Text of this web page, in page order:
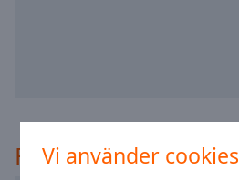
Vi använder cookies
Fullscreen
ThisRekommenderad